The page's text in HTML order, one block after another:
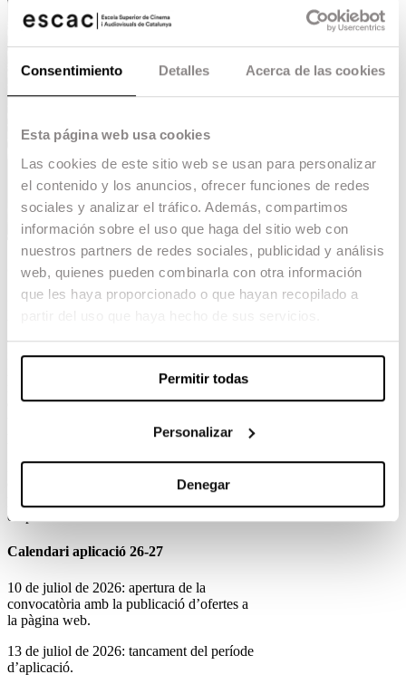
Consentimiento Detalles Acerca de las cookies
Esta página web usa cookies
Las cookies de este sitio web se usan para personalizar
el contenido y los anuncios, ofrecer funciones de redes
sociales y analizar el tráfico. Además, compartimos
información sobre el uso que haga del sitio web con
nuestros partners de redes sociales, publicidad y análisis
web, quienes pueden combinarla con otra información
que les haya proporcionado o que hayan recopilado a
Permitir todas
Personalizar
Denegar
Qui pot aplicar
La borsa de treball per alumnes està oberta
amb la PAP aprovada. Es requisit
indispensable tenir la nacionalitat espanyola
i/o en cas d’alumnes estrangers, tenir un
número de la Seguretat Social -per ofertes
de conveni de pràctiques- o permís de
per ofertes de contracte laboral-.
L’alumnat que ha obtingut una feina en
convocatòries anteriors i vol tornar a
d’aplicació.
Calendari aplicació 26-27
10 de juliol de 2026: apertura de la
convocatòria amb la publicació d’ofertes a
la pàgina web.
13 de juliol de 2026: tancament del període
d’aplicació.